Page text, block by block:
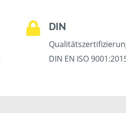
DIN
DIN EN ISO